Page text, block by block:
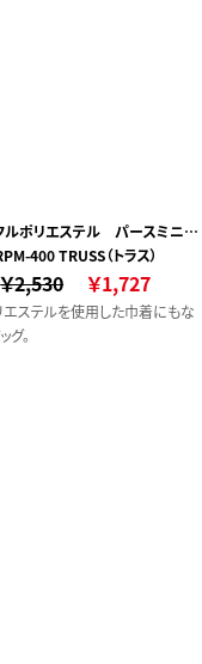
ルポリエステル パースミニバ
ッグ
400 TRUSS（トラス）
￥2,530 ￥1,727
ステルを使用した巾着にもな
グ。